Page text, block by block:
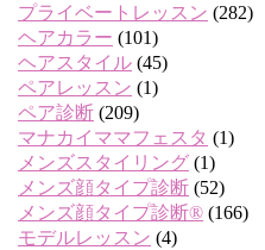
プライベートレッスン (282)
ヘアカラー (101)
ヘアスタイル (45)
ペアレッスン (1)
ペア診断 (209)
マナカイママフェスタ (1)
メンズスタイリング (1)
メンズ顔タイプ診断 (52)
メンズ顔タイプ診断® (166)
モデルレッスン (4)